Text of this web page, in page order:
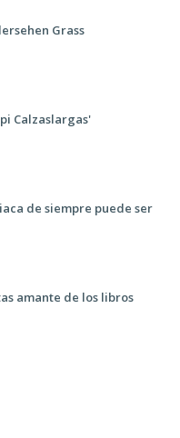
Grass
Calzaslargas'
de siempre puede ser
amante de los libros